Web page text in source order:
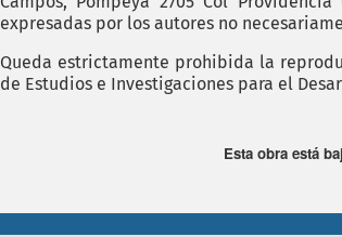
expresadas por los autores no
Queda estrictamente prohibida la
de Estudios e Investigaciones para el
Esta obra está